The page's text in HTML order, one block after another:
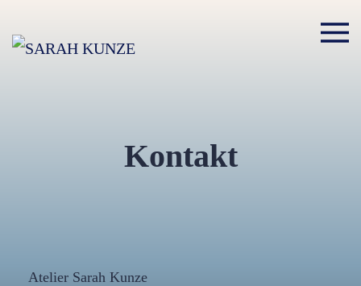
Kontakt
Atelier Sarah Kunze